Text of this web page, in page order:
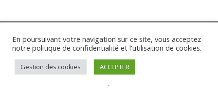
Conditions générales des ventes
© 2026 Les Saveurs d'Uzès
En poursuivant votre navigation sur ce site, vous acceptez
notre politique de confidentialité et l'utilisation de cookies.
Gestion des cookies ACCEPTER
.